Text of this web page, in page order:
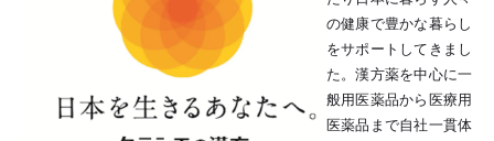
の健康で豊かな暮らし
をサポートしてきまし
た。漢方薬を中心に一
般用医薬品から医療用
医薬品まで自社一貫体